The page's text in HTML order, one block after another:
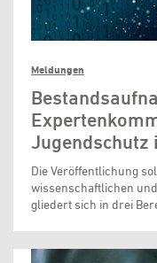
Meldungen
Jugendschutz
Die Veröffentlichung
wissenschaftlichen
gliedert sich in drei